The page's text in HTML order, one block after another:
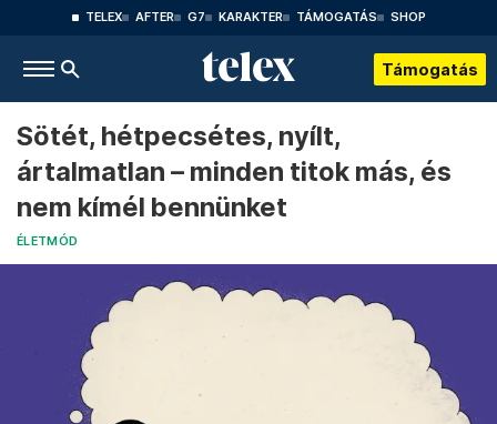
TELEX AFTER G7 KARAKTER TÁMOGATÁS SHOP
Támogatás
Sötét, hétpecsétes, nyílt,
ártalmatlan – minden titok más, és
nem kímél bennünket
ÉLETMÓD